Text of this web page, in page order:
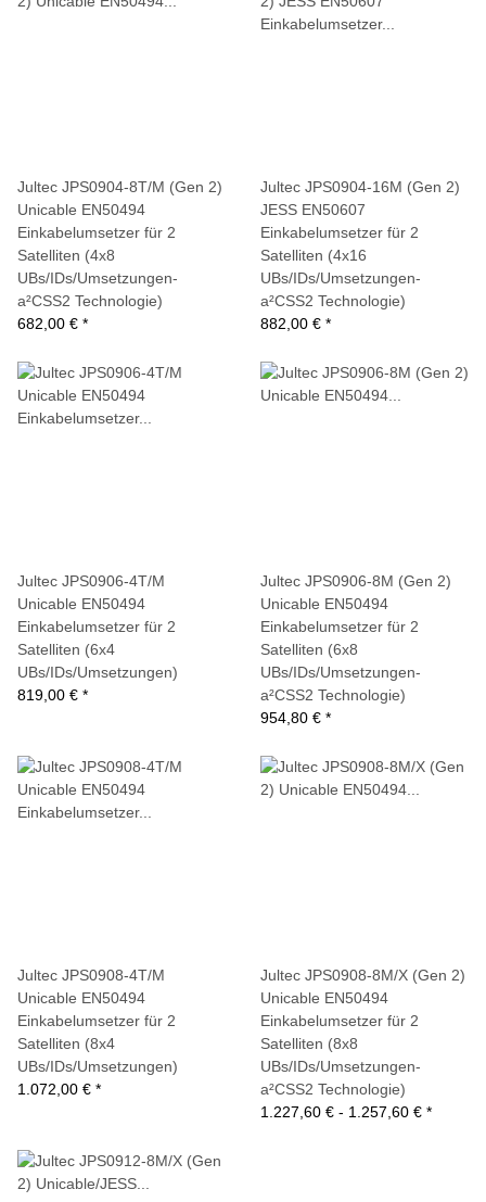
Jultec JPS0904-8T/M (Gen 2)
Unicable EN50494
Einkabelumsetzer für 2
Satelliten (4x8
UBs/IDs/Umsetzungen-
a²CSS2 Technologie)
682,00 € *
Jultec JPS0904-16M (Gen 2)
JESS EN50607
Einkabelumsetzer für 2
Satelliten (4x16
UBs/IDs/Umsetzungen-
a²CSS2 Technologie)
882,00 € *
Jultec JPS0906-4T/M
Unicable EN50494
Einkabelumsetzer für 2
Satelliten (6x4
UBs/IDs/Umsetzungen)
819,00 € *
Jultec JPS0906-8M (Gen 2)
Unicable EN50494
Einkabelumsetzer für 2
Satelliten (6x8
UBs/IDs/Umsetzungen-
a²CSS2 Technologie)
954,80 € *
Jultec JPS0908-4T/M
Unicable EN50494
Einkabelumsetzer für 2
Satelliten (8x4
UBs/IDs/Umsetzungen)
1.072,00 € *
Jultec JPS0908-8M/X (Gen 2)
Unicable EN50494
Einkabelumsetzer für 2
Satelliten (8x8
UBs/IDs/Umsetzungen-
a²CSS2 Technologie)
1.227,60 € - 1.257,60 € *